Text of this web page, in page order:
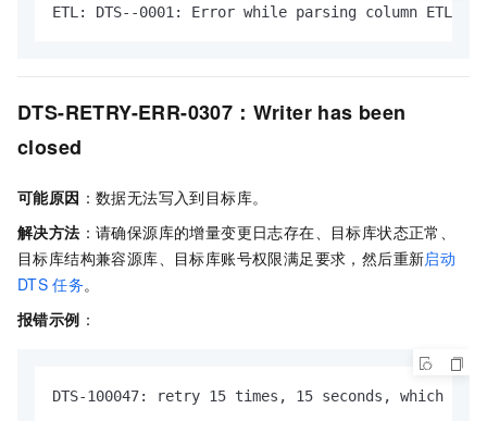
ETL: DTS--0001: Error while parsing column ETL
DTS-RETRY-ERR-0307：Writer has been
closed
可能原因 ：数据无法写入到目标库。
解决方法 ：请确保源库的增量变更日志存在、目标库状态正常、
目标库结构兼容源库、目标库账号权限满足要求，然后重新启动
DTS 任务。
报错示例 ：
DTS-100047: retry 15 times, 15 seconds, which